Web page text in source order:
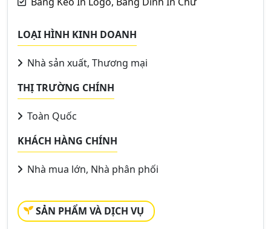
LOẠI HÌNH KINH DOANH
Nhà sản xuất, Thương mại
THỊ TRƯỜNG CHÍNH
Toàn Quốc
KHÁCH HÀNG CHÍNH
Nhà mua lớn, Nhà phân phối
SẢN PHẨM VÀ DỊCH VỤ